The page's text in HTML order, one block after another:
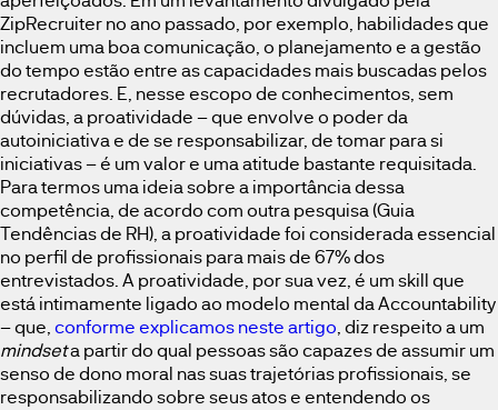
ZipRecruiter no ano passado, por exemplo, habilidades que
incluem uma boa comunicação, o planejamento e a gestão
do tempo estão entre as capacidades mais buscadas pelos
recrutadores. E, nesse escopo de conhecimentos, sem
dúvidas, a proatividade – que envolve o poder da
autoiniciativa e de se responsabilizar, de tomar para si
iniciativas – é um valor e uma atitude bastante requisitada.
Para termos uma ideia sobre a importância dessa
competência, de acordo com outra pesquisa (Guia
Tendências de RH), a proatividade foi considerada essencial
no perfil de profissionais para mais de 67% dos
entrevistados. A proatividade, por sua vez, é um skill que
está intimamente ligado ao modelo mental da Accountability
– que, conforme explicamos neste artigo , diz respeito a um
mindseta partir do qual pessoas são capazes de assumir um
senso de dono moral nas suas trajetórias profissionais, se
responsabilizando sobre seus atos e entendendo os